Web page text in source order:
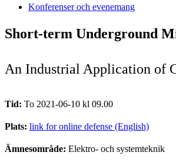
Konferenser och evenemang
Short-term Underground
An Industrial Application of
Tid: To 2021-06-10 kl 09.00
Plats: link for online defense (English)
Ämnesområde: Elektro- och systemteknik